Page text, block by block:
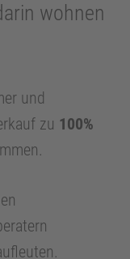
wohnen
und
zu 100%